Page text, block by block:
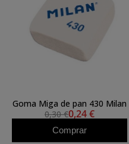
Goma Miga de pan 430 Milan
0,30 €0,24 €
Comprar